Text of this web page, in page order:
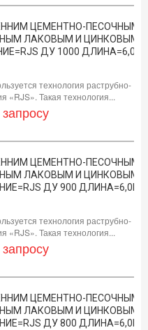
ЦЕМЕНТНО-ПЕСОЧНЫМ
ЛАКОВЫМ И ЦИНКОВЫМ
ДУ 1000 ДЛИНА=6,0М
технология раструбно-
«RJS». Такая технология...
ЦЕМЕНТНО-ПЕСОЧНЫМ
ЛАКОВЫМ И ЦИНКОВЫМ
ДУ 900 ДЛИНА=6,0М
технология раструбно-
«RJS». Такая технология...
ЦЕМЕНТНО-ПЕСОЧНЫМ
ЛАКОВЫМ И ЦИНКОВЫМ
ДУ 800 ДЛИНА=6,0М